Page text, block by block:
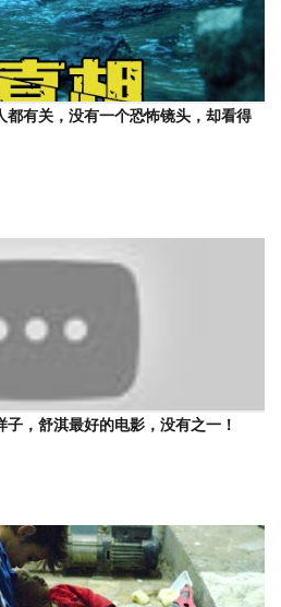
都有关，没有一个恐怖镜头，却看得
子，舒淇最好的电影，没有之一！